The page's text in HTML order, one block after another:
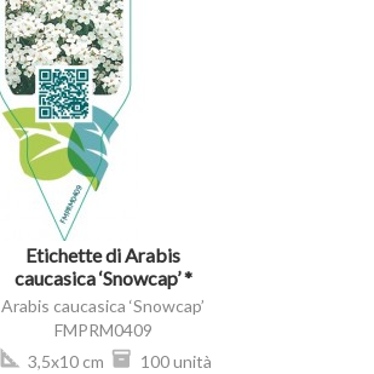
Etichette di Arabis
caucasica ‘Snowcap’ *
Arabis caucasica ‘Snowcap’
FMPRM0409
3,5x10 cm
100 unità